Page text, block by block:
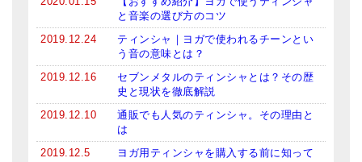
と音楽の選び方のコツ
2019.12.24
ティンシャ｜ヨガで使われるチーンとい
う音の意味とは？
2019.12.16
セブンメタルのティンシャとは？その歴
史と現状を徹底解説
2019.12.10
通販でも人気のティンシャ。その理由と
は
2019.12.5
ヨガ用ティンシャを購入する前に知って